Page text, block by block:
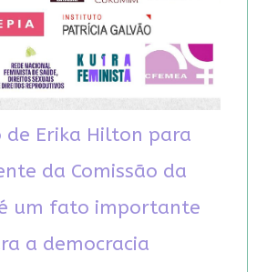
de Erika Hilton para
da Comissão da
um fato importante
a democracia